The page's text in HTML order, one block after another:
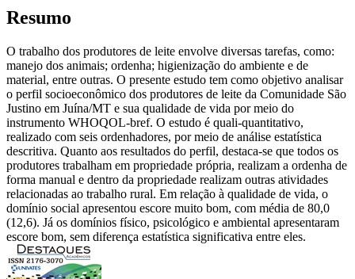
Resumo
O trabalho dos produtores de leite envolve diversas tarefas, como:
manejo dos animais; ordenha; higienização do ambiente e de
material, entre outras. O presente estudo tem como objetivo analisar
o perfil socioeconômico dos produtores de leite da Comunidade São
Justino em Juína/MT e sua qualidade de vida por meio do
instrumento WHOQOL-bref. O estudo é quali-quantitativo,
realizado com seis ordenhadores, por meio de análise estatística
descritiva. Quanto aos resultados do perfil, destaca-se que todos os
produtores trabalham em propriedade própria, realizam a ordenha de
forma manual e dentro da propriedade realizam outras atividades
relacionadas ao trabalho rural. Em relação à qualidade de vida, o
domínio social apresentou escore muito bom, com média de 80,0
(12,6). Já os domínios físico, psicológico e ambiental apresentaram
escore bom, sem diferença estatística significativa entre eles.